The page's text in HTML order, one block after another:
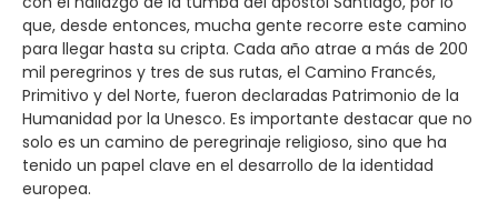
que, desde entonces, mucha gente recorre este camino
para llegar hasta su cripta. Cada año atrae a más de 200
mil peregrinos y tres de sus rutas, el Camino Francés,
Primitivo y del Norte, fueron declaradas Patrimonio de la
Humanidad por la Unesco. Es importante destacar que no
solo es un camino de peregrinaje religioso, sino que ha
tenido un papel clave en el desarrollo de la identidad
europea.